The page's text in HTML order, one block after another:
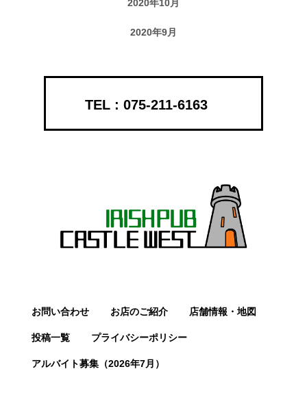
2020年10月
2020年9月
075-211-6163
お問い合わせ お店のご紹介 店舗情報・地図
投稿一覧 プライバシーポリシー
アルバイト募集（2026年7月）